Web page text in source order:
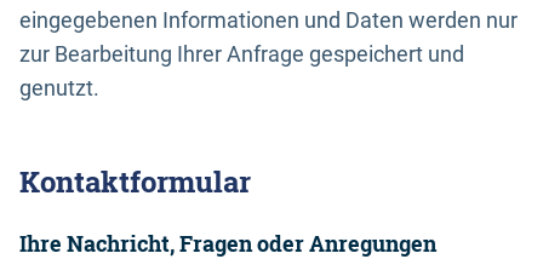
eingegebenen Informationen und Daten werden nur
zur Bearbeitung Ihrer Anfrage gespeichert und
genutzt.
Kontaktformular
Ihre Nachricht, Fragen oder Anregungen